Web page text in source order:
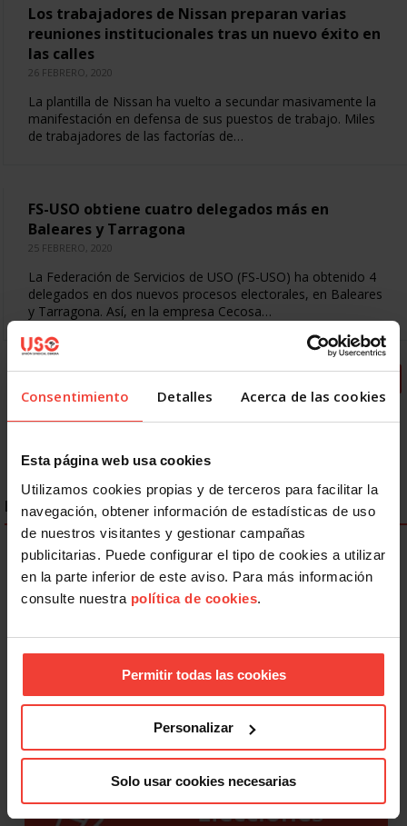
Consentimiento Detalles Acerca de las cookies
Esta página web usa cookies
Utilizamos cookies propias y de terceros para facilitar la
navegación, obtener información de estadísticas de uso
de nuestros visitantes y gestionar campañas
publicitarias. Puede configurar el tipo de cookies a utilizar
en la parte inferior de este aviso. Para más información
consulte nuestra política de cookies.
Permitir todas las cookies
Personalizar
Solo usar cookies necesarias
Los trabajadores de Nissan preparan varias
reuniones institucionales tras un nuevo éxito en
las calles
26 FEBRERO, 2020
La plantilla de Nissan ha vuelto a secundar masivamente la
manifestación en defensa de sus puestos de trabajo. Miles
de trabajadores de las factorías de…
FS-USO obtiene cuatro delegados más en
Baleares y Tarragona
25 FEBRERO, 2020
La Federación de Servicios de USO (FS-USO) ha obtenido 4
delegados en dos nuevos procesos electorales, en Baleares
y Tarragona. Así, en la empresa Cecosa…
8
9 11 Siguiente Último »
ENLACES DESTACADOS